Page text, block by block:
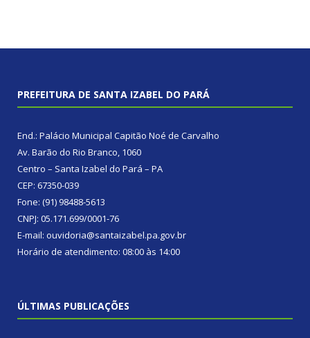
PREFEITURA DE SANTA IZABEL DO PARÁ
End.: Palácio Municipal Capitão Noé de Carvalho
Av. Barão do Rio Branco, 1060
Centro – Santa Izabel do Pará – PA
CEP: 67350-039
Fone: (91) 98488-5613
CNPJ: 05.171.699/0001-76
E-mail: ouvidoria@santaizabel.pa.gov.br
Horário de atendimento: 08:00 às 14:00
ÚLTIMAS PUBLICAÇÕES